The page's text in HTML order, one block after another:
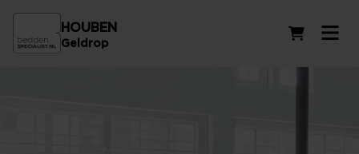
HOUBEN
Geldrop